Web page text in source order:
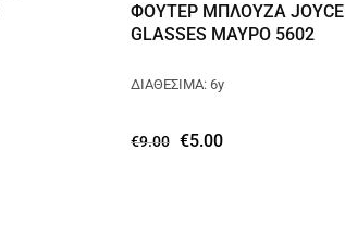
ΦΟΥΤΕΡ ΜΠΛΟΥΖΑ JOYCE
GLASSES ΜΑΥΡΟ 5602
ΔΙΑΘΕΣΙΜΑ: 6y
€9.00 €5.00